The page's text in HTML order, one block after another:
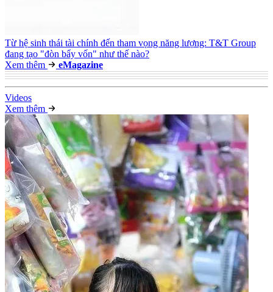
Từ hệ sinh thái tài chính đến tham vọng năng lượng: T&T Group
đang tạo "đòn bẩy vốn" như thế nào?
Xem thêm
eMagazine
Videos
Xem thêm